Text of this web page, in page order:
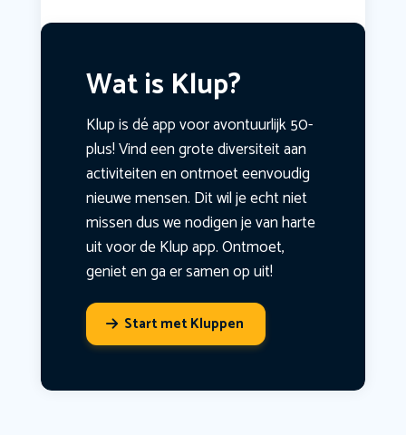
Wat is Klup?
Klup is dé app voor avontuurlijk 50-
plus! Vind een grote diversiteit aan
activiteiten en ontmoet eenvoudig
nieuwe mensen. Dit wil je echt niet
missen dus we nodigen je van harte
uit voor de Klup app. Ontmoet,
geniet en ga er samen op uit!
Start met Kluppen